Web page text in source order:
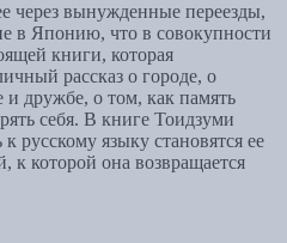
через вынужденные переезды,
в Японию, что в совокупности
книги, которая
рассказ о городе, о
дружбе, о том, как память
себя. В книге Тоидзуми
русскому языку становятся ее
которой она возвращается